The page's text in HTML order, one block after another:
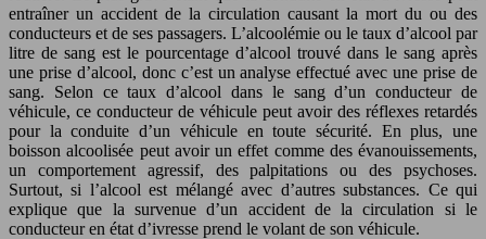
entraîner un accident de la circulation causant la mort du ou des
conducteurs et de ses passagers. L’alcoolémie ou le taux d’alcool par
litre de sang est le pourcentage d’alcool trouvé dans le sang après
une prise d’alcool, donc c’est un analyse effectué avec une prise de
sang. Selon ce taux d’alcool dans le sang d’un conducteur de
véhicule, ce conducteur de véhicule peut avoir des réflexes retardés
pour la conduite d’un véhicule en toute sécurité. En plus, une
boisson alcoolisée peut avoir un effet comme des évanouissements,
un comportement agressif, des palpitations ou des psychoses.
Surtout, si l’alcool est mélangé avec d’autres substances. Ce qui
explique que la survenue d’un accident de la circulation si le
conducteur en état d’ivresse prend le volant de son véhicule.